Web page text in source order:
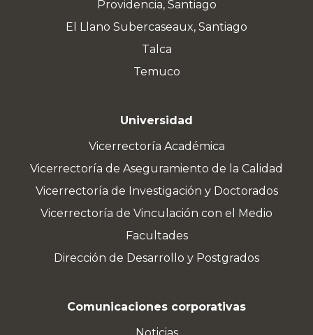
Providencia, Santiago
El Llano Subercaseaux, Santiago
Talca
Temuco
Universidad
Vicerrectoría Académica
Vicerrectoría de Aseguramiento de la Calidad
Vicerrectoría de Investigación y Doctorados
Vicerrectoría de Vinculación con el Medio
Facultades
Dirección de Desarrollo y Postgrados
Comunicaciones corporativas